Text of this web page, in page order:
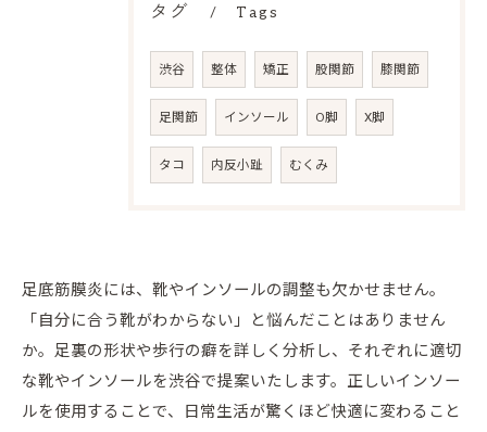
タグ Tags
渋谷 整体 矯正 股関節 膝関節
足関節 インソール O脚 X脚
タコ 内反小趾 むくみ
足底筋膜炎には、靴やインソールの調整も欠かせません。
「自分に合う靴がわからない」と悩んだことはありません
か。足裏の形状や歩行の癖を詳しく分析し、それぞれに適切
な靴やインソールを渋谷で提案いたします。正しいインソー
ルを使用することで、日常生活が驚くほど快適に変わること